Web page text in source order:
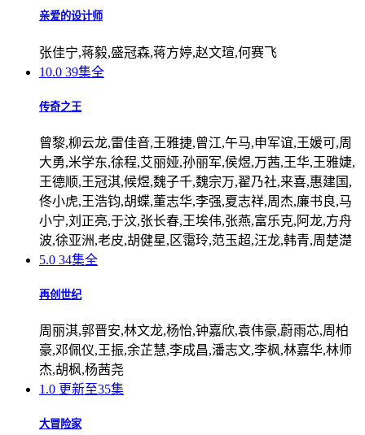
亲爱的设计师
张佳宁,蒋毅,盛冠森,蒋方婷,赵文瑄,何赛飞
10.0 39集全
传奇之王
曾黎,柳云龙,雷佳音,王雅捷,曾江,午马,申军谊,王媛可,周
大勇,米学东,徐程,艾丽娅,孙丽军,侯煜,万茜,王华,王雅婕,
王德顺,王冠淇,候煜,魏子千,魏宗万,翟乃社,来喜,惠建国,
佟小虎,王浩钧,胡蝶,董志华,李强,夏志祥,周杰,廉书良,马
小宁,刘正亮,于汶,张长春,王埃伟,张燕,富乐克,阿龙,方舟
波,徐亚洲,老皮,胡健星,区霭玲,范玉超,汪龙,韩青,周楚濋
5.0 34集全
再创世纪
周丽淇,郭晋安,林文龙,杨怡,钟嘉欣,袁伟豪,蔚雨芯,周柏
豪,邓佩仪,王振,余芷慧,李成昌,潘志文,李枫,林嘉华,林师
杰,胡枫,杨茜尧
1.0 更新至35集
大冒险家